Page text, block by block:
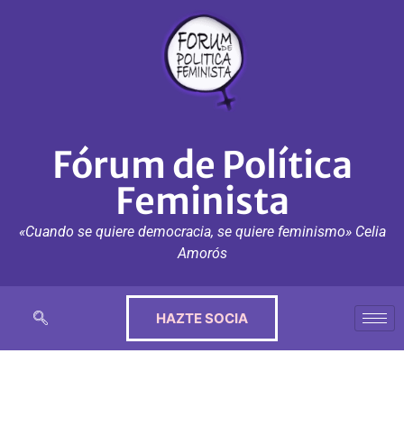
Fórum de Política
Feminista
«Cuando se quiere democracia, se quiere feminismo» Celia
Amorós
HAZTE SOCIA